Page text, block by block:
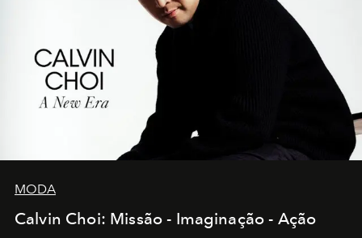
MODA
Calvin Choi: Missão - Imaginação - Ação